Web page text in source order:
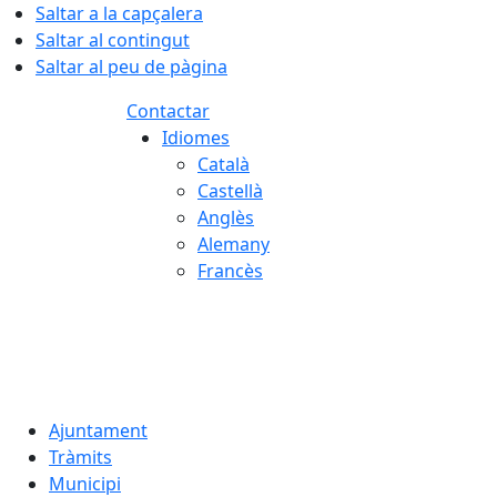
Saltar a la capçalera
Saltar al contingut
Saltar al peu de pàgina
Contactar
Idiomes
Català
Castellà
Anglès
Alemany
Francès
Ajuntament
Tràmits
Municipi